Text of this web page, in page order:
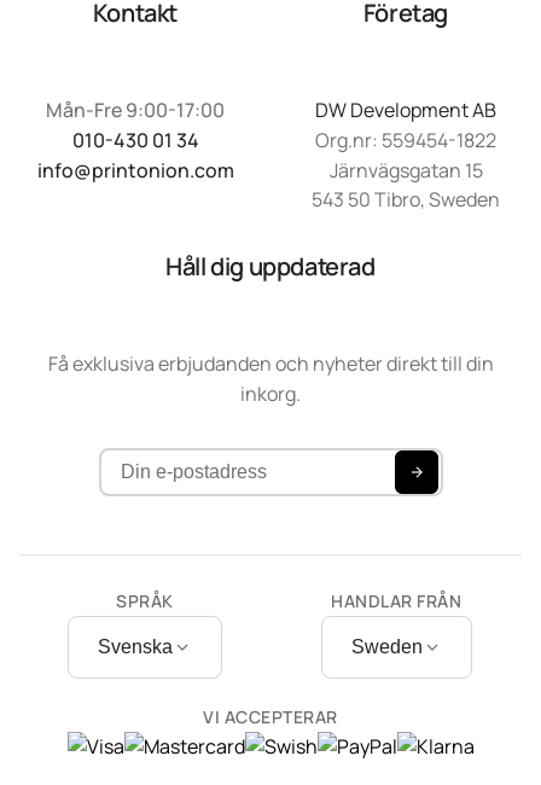
Kontakt
Mån-Fre 9:00-17:00
010-430 01 34
info@printonion.com
Företag
DW Development AB
Org.nr: 559454-1822
Järnvägsgatan 15
543 50 Tibro, Sweden
Håll dig uppdaterad
Få exklusiva erbjudanden och nyheter direkt till din
inkorg.
SPRÅK
Svenska
VI ACCEPTERAR
HANDLAR FRÅN
Sweden